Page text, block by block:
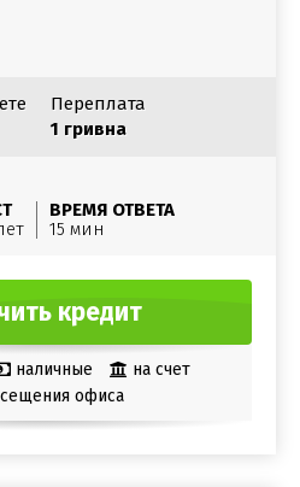
Переплата
1 гривна
ВРЕМЯ ОТВЕТА
15 мин
кредит
наличные
на счет
офиса